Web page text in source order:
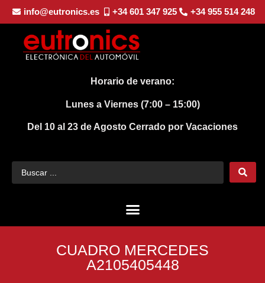
info@eutronics.es +34 601 347 925 +34 955 514 248
Horario de verano:
Lunes a Viernes (7:00 – 15:00)
Del 10 al 23 de Agosto Cerrado por Vacaciones
CUADRO MERCEDES
A2105405448